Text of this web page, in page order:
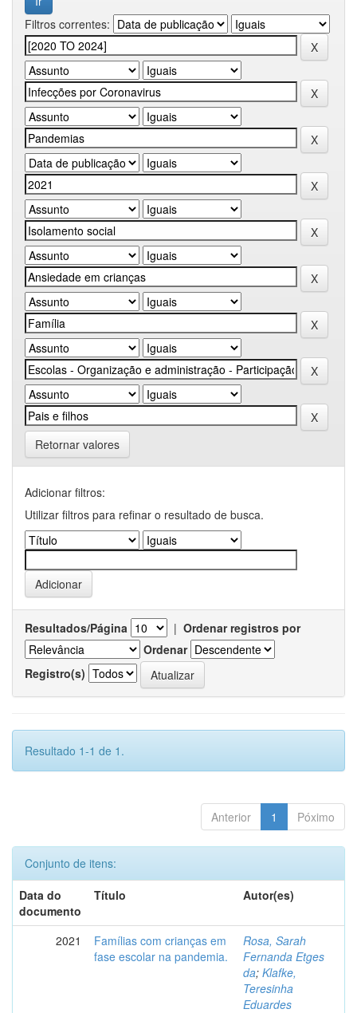
Filtros correntes:
Retornar valores
Adicionar filtros:
Utilizar filtros para refinar o resultado de busca.
Resultados/Página | Ordenar registros por
Ordenar
Registro(s)
Resultado 1-1 de 1.
Anterior 1 Póximo
Conjunto de itens:
Data do
documento
Título Autor(es)
2021
Famílias com crianças em
fase escolar na pandemia.
Rosa, Sarah
Fernanda Etges
da; Klafke,
Teresinha
Eduardes